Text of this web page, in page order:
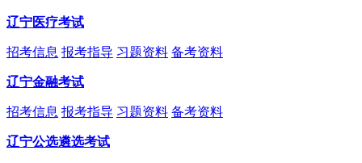
辽宁医疗考试
招考信息 报考指导 习题资料 备考资料
辽宁金融考试
招考信息 报考指导 习题资料 备考资料
辽宁公选遴选考试